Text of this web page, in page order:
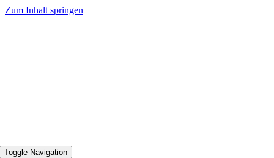
Zum Inhalt springen
Toggle Navigation